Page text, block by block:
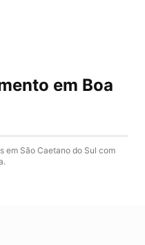
em Boa
em São Caetano do Sul com